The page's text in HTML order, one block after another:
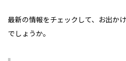
最新の情報をチェックして、お出か
でしょうか。